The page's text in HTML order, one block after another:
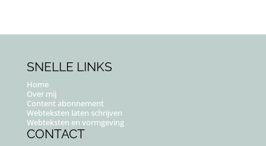
SNELLE LINKS
Home
Over mij
Content abonnement
Webteksten laten schrijven
Webteksten en vormgeving
CONTACT